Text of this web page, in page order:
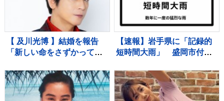
【 及川光博 】結婚を報告
「新しい命をさずかってお
方 〝今後も俳優としてミ
ッチーとして精進〟【 コメ
ント全文 】
【速報】岩手県に「記録的
短時間大雨」 盛岡市付近
な雨 災害警戒 8日16:32時
点